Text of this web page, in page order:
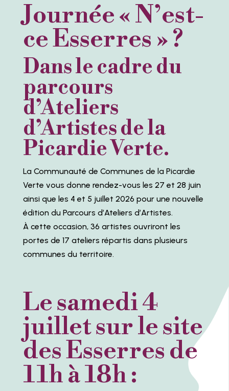
Journée « N’est-
ce Esserres » ?
Dans le cadre du
parcours
d’Ateliers
d’Artistes de la
Picardie Verte.
La Communauté de Communes de la Picardie
Verte vous donne rendez-vous les 27 et 28 juin
ainsi que les 4 et 5 juillet 2026 pour une nouvelle
édition du Parcours d’Ateliers d’Artistes.
À cette occasion, 36 artistes ouvriront les
portes de 17 ateliers répartis dans plusieurs
communes du territoire.
Le samedi 4
juillet sur le site
des Esserres de
11h à 18h :